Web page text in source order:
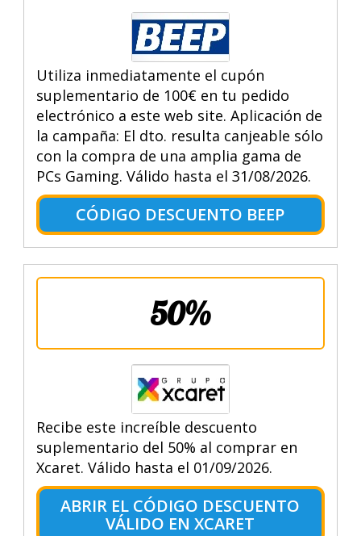
Utiliza inmediatamente el cupón
suplementario de 100€ en tu pedido
electrónico a este web site. Aplicación de
la campaña: El dto. resulta canjeable sólo
con la compra de una amplia gama de
PCs Gaming. Válido hasta el 31/08/2026.
CÓDIGO DESCUENTO BEEP
50%
Recibe este increíble descuento
suplementario del 50% al comprar en
Xcaret. Válido hasta el 01/09/2026.
ABRIR EL CÓDIGO DESCUENTO
VÁLIDO EN XCARET